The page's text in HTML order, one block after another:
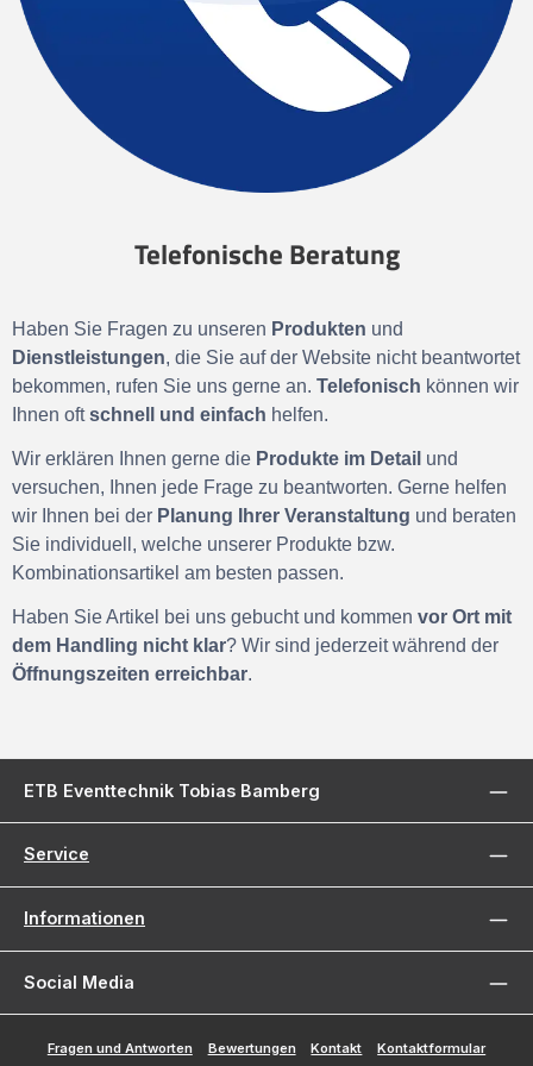
Telefonische Beratung
Haben Sie Fragen zu unseren Produkten und
Dienstleistungen, die Sie auf der Website nicht beantwortet
bekommen, rufen Sie uns gerne an. Telefonisch können wir
Ihnen oftschnell und einfach helfen.
Wir erklären Ihnen gerne die Produkte im Detail und
versuchen, Ihnen jede Frage zu beantworten. Gerne helfen
wir Ihnen bei der Planung Ihrer Veranstaltung und beraten
Sie individuell, welche unserer Produkte bzw.
Kombinationsartikel am besten passen.
Haben Sie Artikel bei uns gebucht und kommen vor Ort mit
dem Handling nicht klar? Wir sind jederzeit während der
Öffnungszeiten erreichbar.
ETB Eventtechnik Tobias Bamberg
Service
Informationen
Social Media
Fragen und Antworten Bewertungen Kontakt Kontaktformular